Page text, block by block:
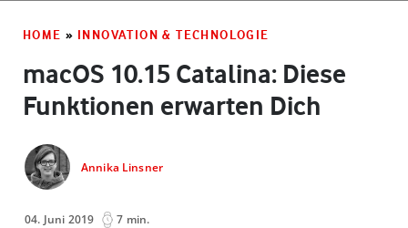
HOME » INNOVATION & TECHNOLOGIE
macOS 10.15 Catalina: Diese
Funktionen erwarten Dich
Annika Linsner
04. Juni 2019 7 min.